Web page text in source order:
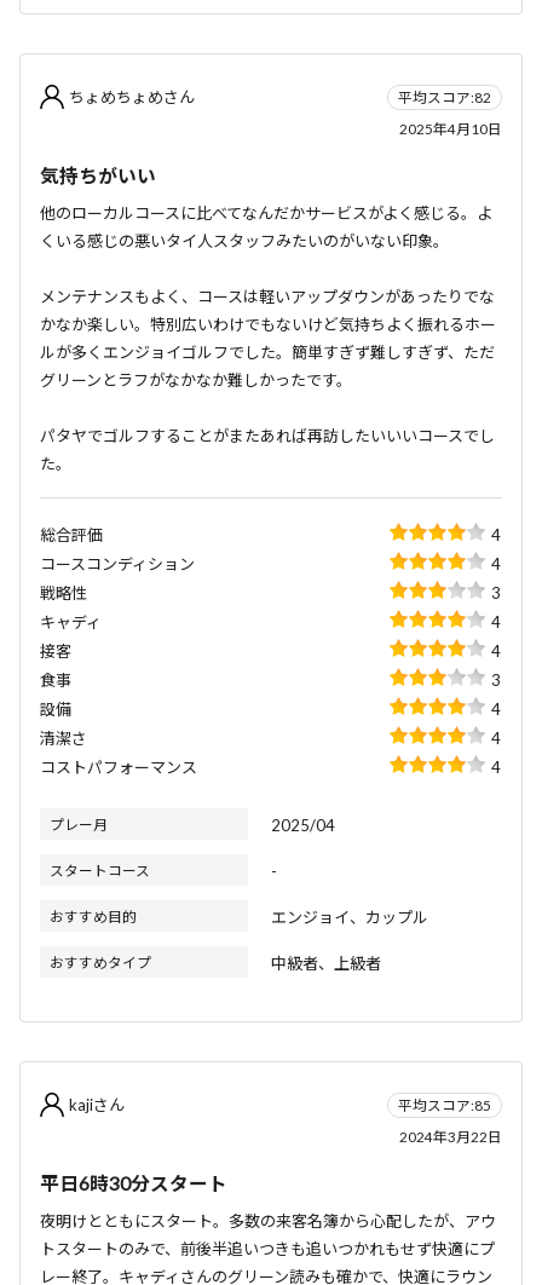
ちょめちょめさん
平均スコア:82
2025年4月10日
気持ちがいい
他のローカルコースに比べてなんだかサービスがよく感じる。よ
くいる感じの悪いタイ人スタッフみたいのがいない印象。
メンテナンスもよく、コースは軽いアップダウンがあったりでな
かなか楽しい。特別広いわけでもないけど気持ちよく振れるホー
ルが多くエンジョイゴルフでした。簡単すぎず難しすぎず、ただ
グリーンとラフがなかなか難しかったです。
パタヤでゴルフすることがまたあれば再訪したいいいコースでし
た。
総合評価
4
コースコンディション
4
戦略性
3
キャディ
4
接客
4
食事
3
設備
4
清潔さ
4
コストパフォーマンス
4
プレー月 2025/04
スタートコース -
おすすめ目的 エンジョイ、カップル
おすすめタイプ 中級者、上級者
kajiさん
平均スコア:85
2024年3月22日
平日6時30分スタート
夜明けとともにスタート。多数の来客名簿から心配したが、アウ
トスタートのみで、前後半追いつきも追いつかれもせず快適にプ
レー終了。キャディさんのグリーン読みも確かで、快適にラウン